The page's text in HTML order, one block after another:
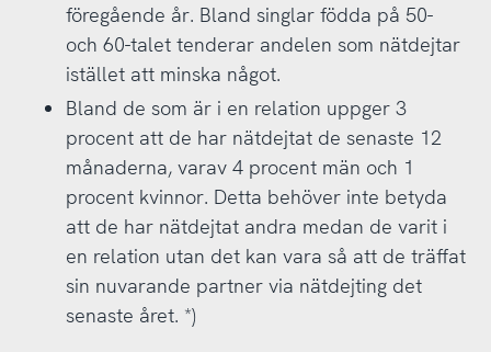
föregående år. Bland singlar födda på 50-
och 60-talet tenderar andelen som nätdejtar
istället att minska något.
Bland de som är i en relation uppger 3
procent att de har nätdejtat de senaste 12
månaderna, varav 4 procent män och 1
procent kvinnor. Detta behöver inte betyda
att de har nätdejtat andra medan de varit i
en relation utan det kan vara så att de träffat
sin nuvarande partner via nätdejting det
senaste året. *)